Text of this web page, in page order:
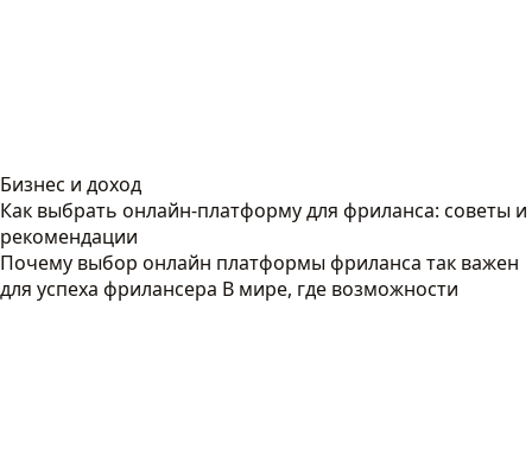
Бизнес и доход
Как выбрать онлайн-платформу для фриланса: советы и
рекомендации
Почему выбор онлайн платформы фриланса так важен
для успеха фрилансера В мире, где возможности